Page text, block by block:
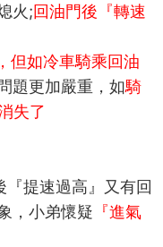
火;回油門後『轉速
但如冷車騎乘回油
題更加嚴重，如騎
失了
『提速過高』又有回
，小弟懷疑 『進氣